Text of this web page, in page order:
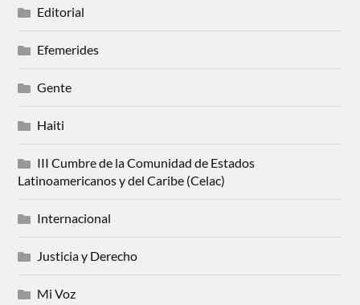
Editorial
Efemerides
Gente
Haiti
III Cumbre de la Comunidad de Estados
Latinoamericanos y del Caribe (Celac)
Internacional
Justicia y Derecho
Mi Voz